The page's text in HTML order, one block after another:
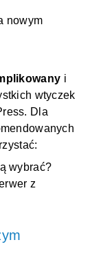
nowym
i
wtyczek
Dla
wybrać?
z